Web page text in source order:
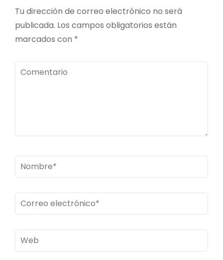
Tu dirección de correo electrónico no será
publicada. Los campos obligatorios están
marcados con *
Comentario
Nombre*
Correo
electrónico*
Web